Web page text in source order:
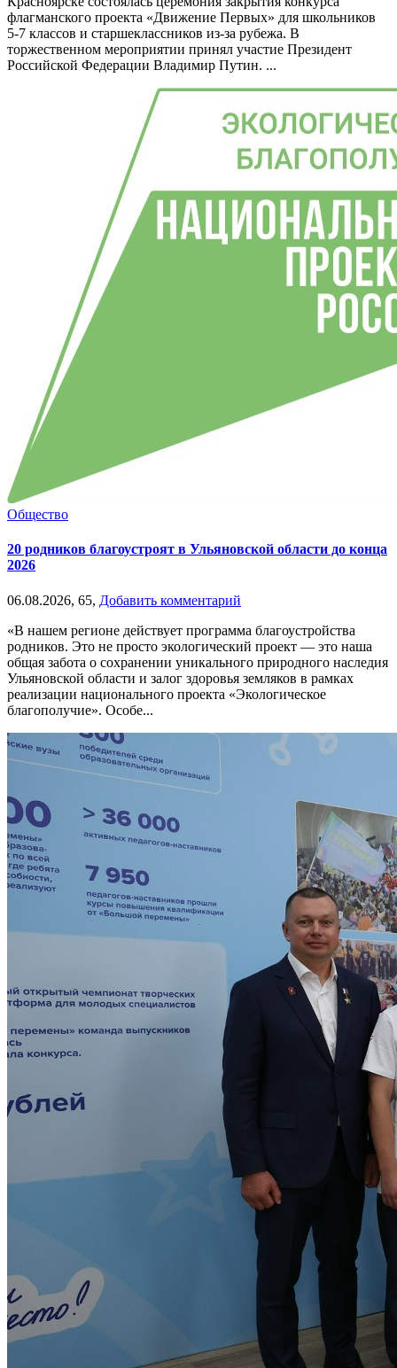
флагманского проекта «Движение Первых» для школьников
5-7 классов и старшеклассников из-за рубежа. В
торжественном мероприятии принял участие Президент
Российской Федерации Владимир Путин. ...
Общество
20 родников благоустроят в Ульяновской области до конца
2026
06.08.2026, 65, Добавить комментарий
«В нашем регионе действует программа благоустройства
родников. Это не просто экологический проект — это наша
общая забота о сохранении уникального природного наследия
Ульяновской области и залог здоровья земляков в рамках
реализации национального проекта «Экологическое
благополучие». Особе...